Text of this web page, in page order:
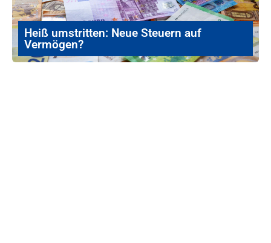
Heiß umstritten: Neue Steuern auf
Vermögen?